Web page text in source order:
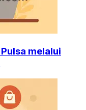
melalui